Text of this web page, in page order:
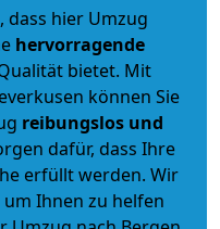
dass hier Umzug
hervorragende
bietet. Mit
können Sie
reibungslos und
dafür, dass Ihre
erfüllt werden. Wir
Ihnen zu helfen